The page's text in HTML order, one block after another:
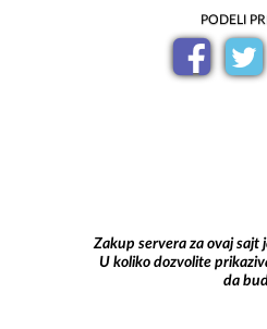
Zakup servera za ovaj sajt
U koliko dozvolite
da
PODELI